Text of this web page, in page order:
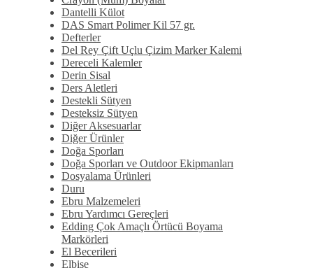
Dantelli Külot
DAS Smart Polimer Kil 57 gr.
Defterler
Del Rey Çift Uçlu Çizim Marker Kalemi
Dereceli Kalemler
Derin Sisal
Ders Aletleri
Destekli Sütyen
Desteksiz Sütyen
Diğer Aksesuarlar
Diğer Ürünler
Doğa Sporları
Doğa Sporları ve Outdoor Ekipmanları
Dosyalama Ürünleri
Duru
Ebru Malzemeleri
Ebru Yardımcı Gereçleri
Edding Çok Amaçlı Örtücü Boyama
Markörleri
El Becerileri
Elbise